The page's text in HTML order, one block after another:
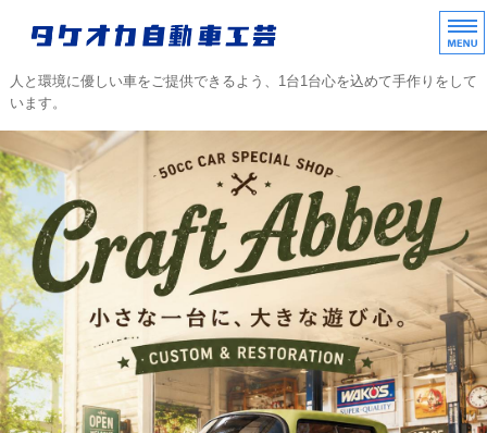
タケオカ自動車工芸
人と環境に優しい車をご提供できるよう、1台1台心を込めて手作りをして
います。
ホーム
TAKEOKAラインアップ
中古車販売/部品販売
不動車レスキュー
会社概要/協力店/ご質問